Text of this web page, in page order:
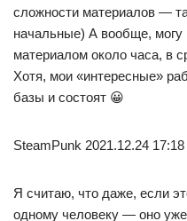
сложности материалов —
начальные) А вообще, могу
материалом около часа, в
Хотя, мои «интересные»
базы и состоят 😀
SteamPunk 2021.12.24 17:18
Я считаю, что даже, если
одному человеку — оно